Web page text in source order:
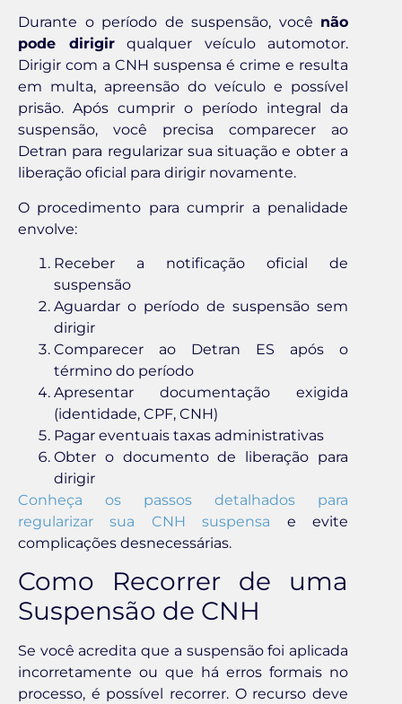
Durante o período de suspensão, você não
pode dirigirqualquer veículo automotor.
Dirigir com a CNH suspensa é crime e resulta
em multa, apreensão do veículo e possível
prisão. Após cumprir o período integral da
suspensão, você precisa comparecer ao
Detran para regularizar sua situação e obter a
liberação oficial para dirigir novamente.
O procedimento para cumprir a penalidade
envolve:
Receber a notificação oficial de
suspensão
Aguardar o período de suspensão sem
dirigir
Comparecer ao Detran ES após o
término do período
Apresentar documentação exigida
(identidade, CPF, CNH)
Pagar eventuais taxas administrativas
Obter o documento de liberação para
dirigir
Conheça os passos detalhados para
regularizar sua CNH suspensa e evite
complicações desnecessárias.
Como Recorrer de uma
Suspensão de CNH
Se você acredita que a suspensão foi aplicada
incorretamente ou que há erros formais no
processo, é possível recorrer. O recurso deve